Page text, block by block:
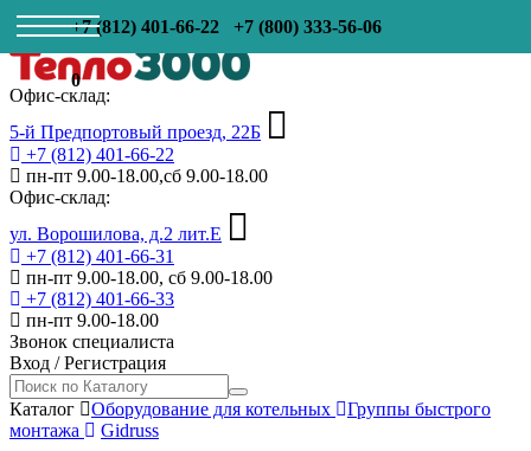
+7 (812) 401-66-22 +7 (800) 333-56-06
0
Офис-склад:
5-й Предпортовый проезд, 22Б
+7 (812) 401-66-22
пн-пт 9.00-18.00,сб 9.00-18.00
Офис-склад:
ул. Ворошилова, д.2 лит.Е
+7 (812) 401-66-31
пн-пт 9.00-18.00, сб 9.00-18.00
+7 (812) 401-66-33
пн-пт 9.00-18.00
Звонок специалиста
Вход /Регистрация
Каталог Оборудование для котельных
Группы быстрого
монтажа
Gidruss